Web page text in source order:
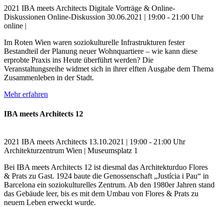
2021 IBA meets Architects Digitale Vorträge & Online-
Diskussionen Online-Diskussion 30.06.2021 | 19:00 - 21:00 Uhr
online |
Im Roten Wien waren soziokulturelle Infrastrukturen fester
Bestandteil der Planung neuer Wohnquartiere – wie kann diese
erprobte Praxis ins Heute überführt werden? Die
Veranstaltungsreihe widmet sich in ihrer elften Ausgabe dem Thema
Zusammenleben in der Stadt.
Mehr erfahren
IBA meets Architects 12
2021 IBA meets Architects 13.10.2021 | 19:00 - 21:00 Uhr
Architekturzentrum Wien | Museumsplatz 1
Bei IBA meets Architects 12 ist diesmal das Architekturduo Flores
& Prats zu Gast. 1924 baute die Genossenschaft „Justícia i Pau“ in
Barcelona ein soziokulturelles Zentrum. Ab den 1980er Jahren stand
das Gebäude leer, bis es mit dem Umbau von Flores & Prats zu
neuem Leben erweckt wurde.